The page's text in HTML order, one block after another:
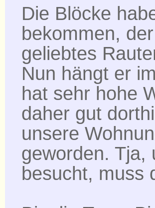
Die Blöcke
bekommen,
geliebtes
Nun hängt er
hat sehr hohe
daher gut
unsere
geworden. Tja,
besucht, muss